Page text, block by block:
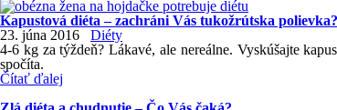
Kapustová diéta – zachráni Vás tukožrútska polievka?
23. júna 2016
Diéty
4-6 kg za týždeň? Lákavé, ale nereálne. Vyskúšajte
spočíta.
Čítať ďalej